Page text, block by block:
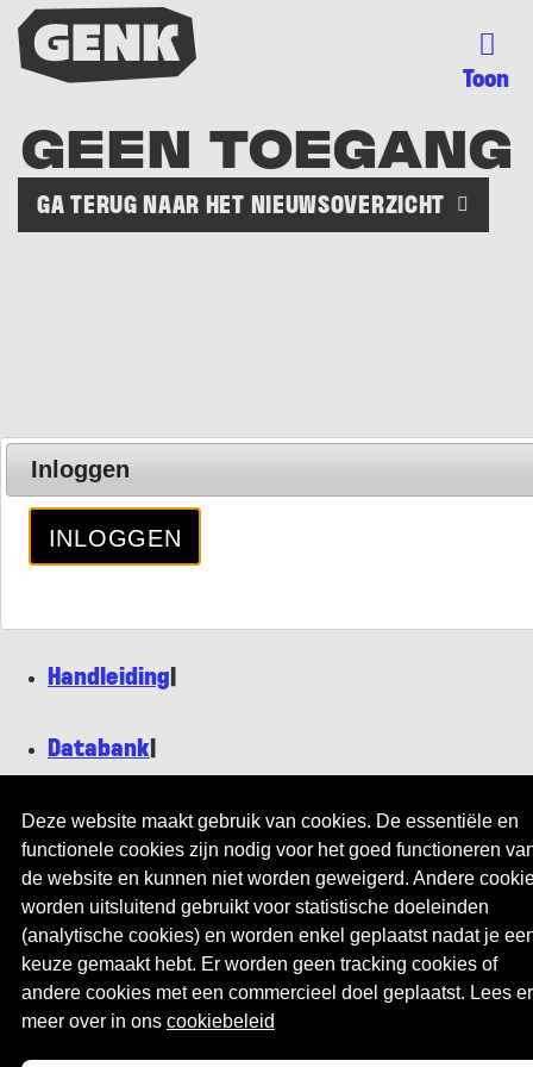
Deze website maakt gebruik van cookies. De essentiële en
functionele cookies zijn nodig voor het goed functioneren
de website en kunnen niet worden geweigerd. Andere
worden uitsluitend gebruikt voor statistische doeleinden
(analytische cookies) en worden enkel geplaatst nadat je
keuze gemaakt hebt. Er worden geen tracking cookies of
andere cookies met een commercieel doel geplaatst. Lees er
meer over in ons cookiebeleid
Toon
GEEN TOEGANG
GA TERUG NAAR HET NIEUWSOVERZICHT
Handleiding
Databank
Nieuws|
© Stad Genk
Privacy (opent in een nieuw venster)
Disclaimer(opent in een nieuw venster)
Cookiebeleid(opent in een nieuw venster)|
Inloggen